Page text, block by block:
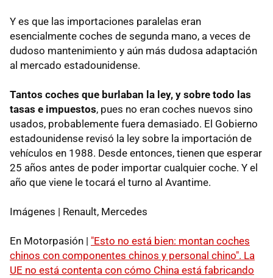
Y es que las importaciones paralelas eran
esencialmente coches de segunda mano, a veces de
dudoso mantenimiento y aún más dudosa adaptación
al mercado estadounidense.
Tantos coches que burlaban la ley, y sobre todo las
tasas e impuestos, pues no eran coches nuevos sino
usados, probablemente fuera demasiado. El Gobierno
estadounidense revisó la ley sobre la importación de
vehículos en 1988. Desde entonces, tienen que esperar
25 años antes de poder importar cualquier coche. Y el
año que viene le tocará el turno al Avantime.
Imágenes | Renault, Mercedes
En Motorpasión | "Esto no está bien: montan coches
chinos con componentes chinos y personal chino". La
UE no está contenta con cómo China está fabricando